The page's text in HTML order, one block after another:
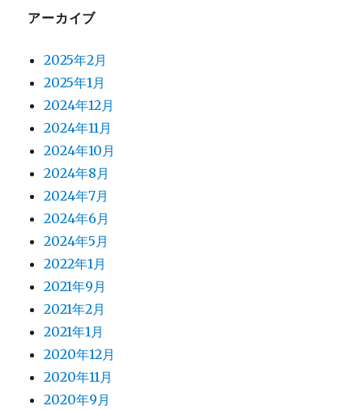
アーカイブ
2025年2月
2025年1月
2024年12月
2024年11月
2024年10月
2024年8月
2024年7月
2024年6月
2024年5月
2022年1月
2021年9月
2021年2月
2021年1月
2020年12月
2020年11月
2020年9月